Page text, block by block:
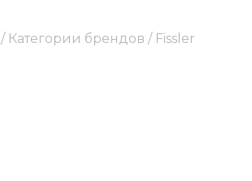
/ Категории брендов / Fissler